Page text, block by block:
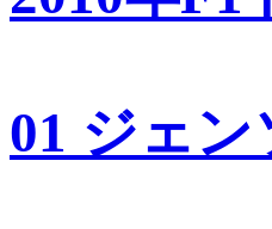
01 ジェ